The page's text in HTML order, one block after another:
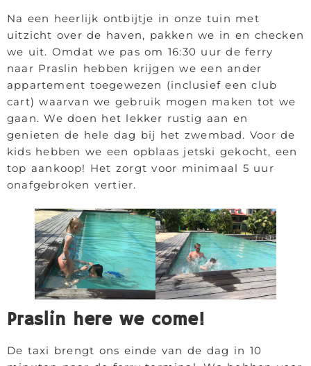
Na een heerlijk ontbijtje in onze tuin met
uitzicht over de haven, pakken we in en checken
we uit. Omdat we pas om 16:30 uur de ferry
naar Praslin hebben krijgen we een ander
appartement toegewezen (inclusief een club
cart) waarvan we gebruik mogen maken tot we
gaan. We doen het lekker rustig aan en
genieten de hele dag bij het zwembad. Voor de
kids hebben we een opblaas jetski gekocht, een
top aankoop! Het zorgt voor minimaal 5 uur
onafgebroken vertier.
Praslin here we come!
De taxi brengt ons einde van de dag in 10